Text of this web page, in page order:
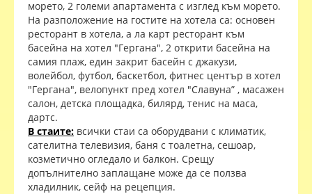
морето, 2 големи апартамента с изглед към морето.
На разположение на гостите на хотела са: основен
ресторант в хотела, а ла карт ресторант към
басейна на хотел "Гергана", 2 открити басейна на
самия плаж, един закрит басейн с джакузи,
волейбол, футбол, баскетбол, фитнес център в хотел
"Гергана", велопункт пред хотел "Славуна” , масажен
салон, детска площадка, билярд, тенис на маса,
дартс.
В стаите: всички стаи са оборудвани с климатик,
сателитна телевизия, баня с тоалетна, сешоар,
козметично огледало и балкон. Срещу
допълнително заплащане може да се ползва
хладилник, сейф на рецепция.